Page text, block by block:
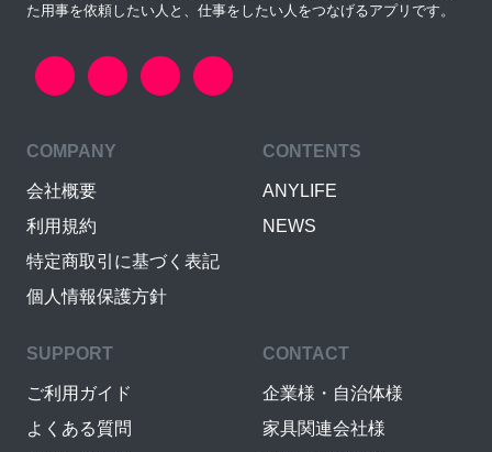
た用事を依頼したい人と、仕事をしたい人をつなげるアプリです。
COMPANY
会社概要
利用規約
特定商取引に基づく表記
個人情報保護方針
CONTENTS
ANYLIFE
NEWS
SUPPORT
ご利用ガイド
よくある質問
CONTACT
企業様・自治体様
家具関連会社様